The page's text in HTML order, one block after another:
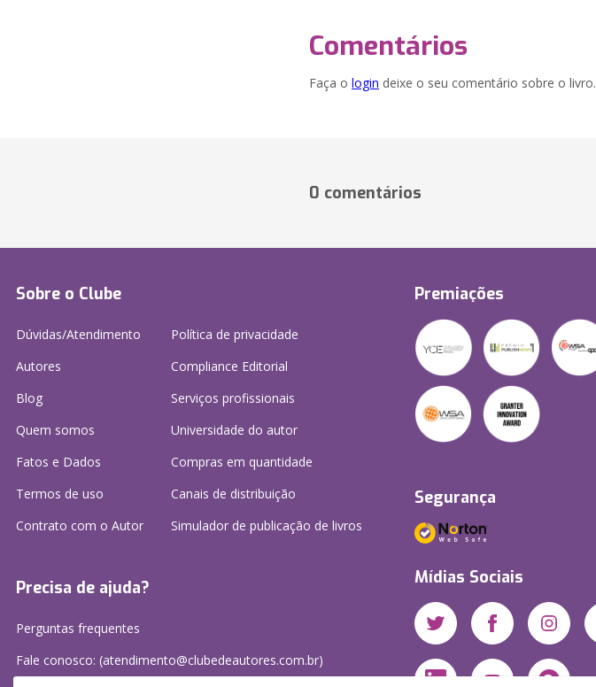
Comentários
Faça o login deixe o seu comentário sobre o livro.
0 comentários
Sobre o Clube
Dúvidas/Atendimento
Autores
Blog
Quem somos
Fatos e Dados
Termos de uso
Contrato com o Autor
Política de privacidade
Compliance Editorial
Serviços profissionais
Universidade do autor
Compras em quantidade
Canais de distribuição
Simulador de publicação de livros
Precisa de ajuda?
Perguntas frequentes
Fale conosco: (atendimento@clubedeautores.com.br)
Premiações
Segurança
Mídias Sociais